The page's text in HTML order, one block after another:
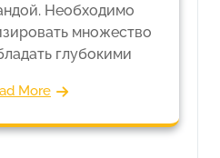
Необходимо
множество
глубокими
More